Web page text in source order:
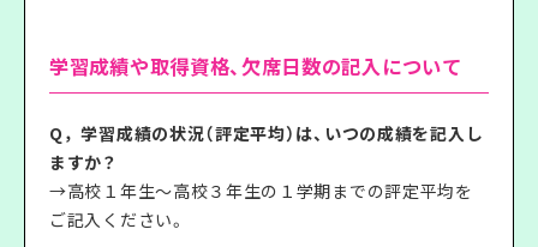
学習成績や取得資格、欠席日数の記入について
Q，学習成績の状況（評定平均）は、いつの成績を記入し
ますか？
→高校１年生～高校３年生の１学期までの評定平均を
ご記入ください。